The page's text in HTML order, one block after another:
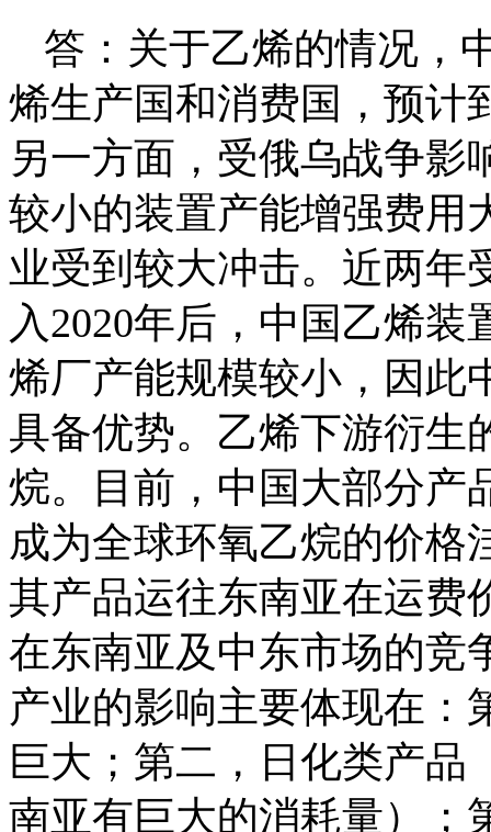
答：关于乙烯的情况，
烯生产国和消费国，预计
另一方面，受俄乌战争影
较小的装置产能增强费用
业受到较大冲击。近两年
入2020年后，中国乙烯
烯厂产能规模较小，因此
具备优势。乙烯下游衍生
烷。目前，中国大部分产
成为全球环氧乙烷的价格
其产品运往东南亚在运费
在东南亚及中东市场的竞
产业的影响主要体现在：
巨大；第二，日化类产品
南亚有巨大的消耗量）；